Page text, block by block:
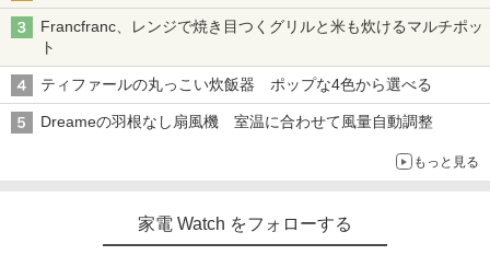
Francfranc、レンジで焼き目つくグリルと米も炊けるマルチポッ
ト
ティファールの丸っこい炊飯器 ポップな4色から選べる
Dreameの羽根なし扇風機 室温に合わせて風量自動調整
もっと見る
家電 Watch をフォローする